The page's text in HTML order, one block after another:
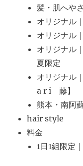
髪・肌へや
オリジナル
オリジナル
オリジナル
夏限定
オリジナル
a r i 藤】
熊本・南阿
hair style
料金
1日1組限定